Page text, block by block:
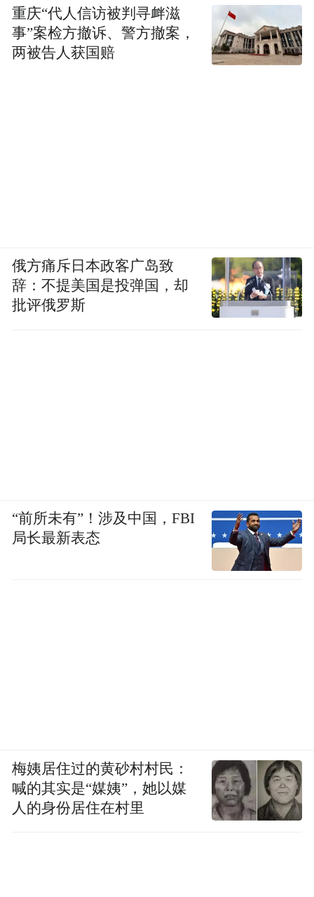
重庆“代人信访被判寻衅滋
事”案检方撤诉、警方撤案，
两被告人获国赔
俄方痛斥日本政客广岛致
辞：不提美国是投弹国，却
批评俄罗斯
“前所未有”！涉及中国，FBI
局长最新表态
梅姨居住过的黄砂村村民：
喊的其实是“媒姨”，她以媒
人的身份居住在村里